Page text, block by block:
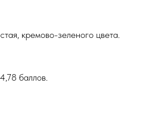
кремово-зеленого цвета.
баллов.